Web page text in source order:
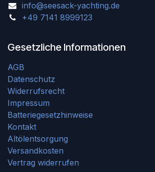
info@seesack-yachting.de
+49 7141 8999123
Gesetzliche Informationen
AGB
Datenschutz
Widerrufsrecht
Impressum
Batteriegesetzhinweise
Kontakt
Altölentsorgung
Versandkosten
Vertrag widerrufen